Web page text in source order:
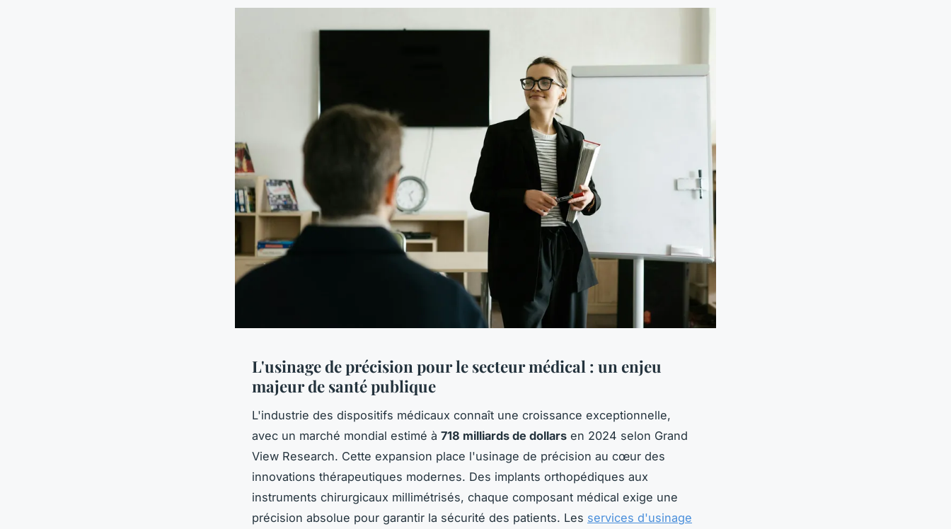
L'usinage de précision pour le secteur médical : un enjeu
majeur de santé publique
L'industrie des dispositifs médicaux connaît une croissance exceptionnelle,
avec un marché mondial estimé à 718 milliards de dollars en 2024 selon Grand
View Research. Cette expansion place l'usinage de précision au cœur des
innovations thérapeutiques modernes. Des implants orthopédiques aux
instruments chirurgicaux millimétrisés, chaque composant médical exige une
précision absolue pour garantir la sécurité des patients. Les services d'usinage